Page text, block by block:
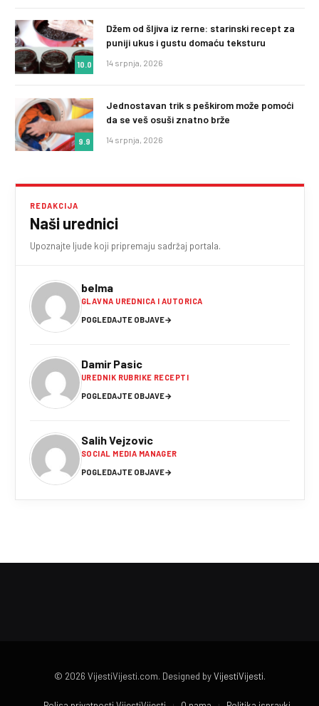
10.0
Džem od šljiva iz rerne: starinski recept za
puniji ukus i gustu domaću teksturu
14 srpnja, 2026
9.9
Jednostavan trik s peškirom može pomoći
da se veš osuši znatno brže
14 srpnja, 2026
REDAKCIJA
Naši urednici
Upoznajte ljude koji pripremaju sadržaj portala.
belma
GLAVNA UREDNICA I AUTORICA
POGLEDAJTE OBJAVE→
Damir Pasic
UREDNIK RUBRIKE RECEPTI
POGLEDAJTE OBJAVE→
Salih Vejzovic
SOCIAL MEDIA MANAGER
POGLEDAJTE OBJAVE→
© 2026 VijestiVijesti.com. Designed byVijestiVijesti.